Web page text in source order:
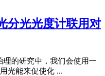
分光光度计联用对
的研究中，我们会使用一
光能来促使化 ...